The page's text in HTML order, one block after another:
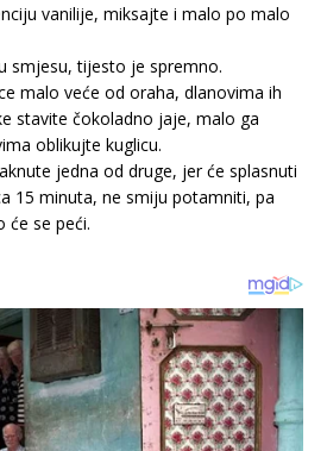
vanilije, miksajte i malo po malo
smjesu, tijesto je spremno.
malo veće od oraha, dlanovima ih
stavite čokoladno jaje, malo ga
oblikujte kuglicu.
jedna od druge, jer će splasnuti
15 minuta, ne smiju potamniti, pa
će se peći.